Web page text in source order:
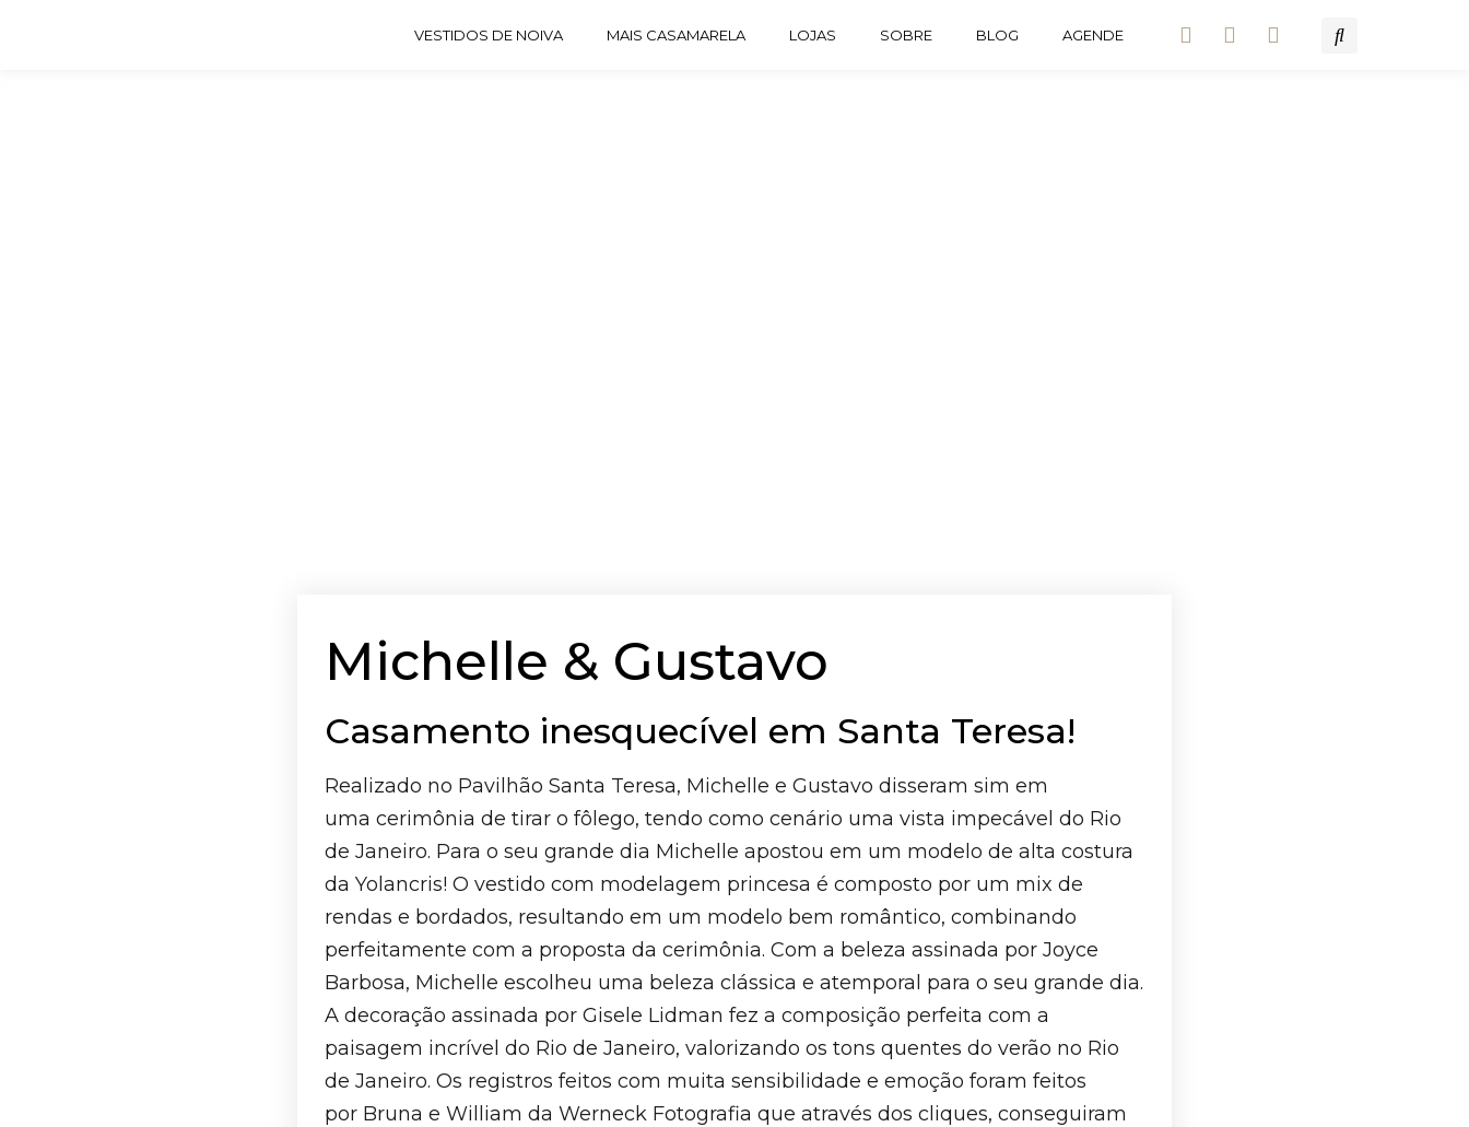
VESTIDOS DE NOIVA MAIS CASAMARELA LOJAS SOBRE BLOG AGENDE
Michelle & Gustavo
Casamento inesquecível em Santa Teresa!
Realizado no Pavilhão Santa Teresa, Michelle e Gustavo disseram sim em
uma cerimônia de tirar o fôlego, tendo como cenário uma vista impecável do Rio
de Janeiro. Para o seu grande dia Michelle apostou em um modelo de alta costura
da Yolancris! O vestido com modelagem princesa é composto por um mix de
rendas e bordados, resultando em um modelo bem romântico, combinando
perfeitamente com a proposta da cerimônia. Com a beleza assinada por Joyce
Barbosa, Michelle escolheu uma beleza clássica e atemporal para o seu grande dia.
A decoração assinada por Gisele Lidman fez a composição perfeita com a
paisagem incrível do Rio de Janeiro, valorizando os tons quentes do verão no Rio
de Janeiro. Os registros feitos com muita sensibilidade e emoção foram feitos
por Bruna e William da Werneck Fotografia que através dos cliques, conseguiram